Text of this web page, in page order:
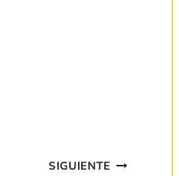
SIGUIENTE